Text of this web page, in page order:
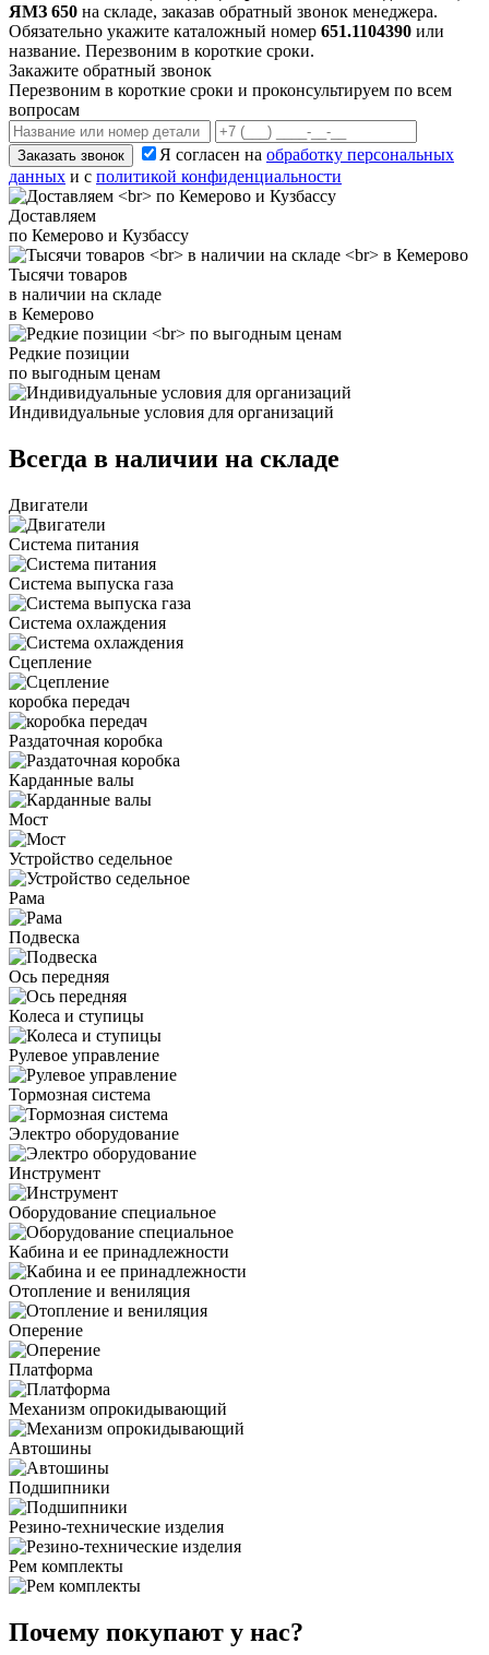
ЯМЗ 650 на складе, заказав обратный звонок менеджера.
Обязательно укажите каталожный номер 651.1104390 или
название. Перезвоним в короткие сроки.
Закажите обратный звонок
Перезвоним в короткие сроки и проконсультируем по всем
вопросам
Заказать звонок Я согласен на обработку персональных
данных и с политикой конфиденциальности
Доставляем
по Кемерово и Кузбассу
Тысячи товаров
в наличии на складе
в Кемерово
Редкие позиции
по выгодным ценам
Индивидуальные условия для организаций
Всегда в наличии на складе
Двигатели
Система питания
Система выпуска газа
Система охлаждения
Сцепление
коробка передач
Раздаточная коробка
Карданные валы
Мост
Устройство седельное
Рама
Подвеска
Ось передняя
Колеса и ступицы
Рулевое управление
Тормозная система
Электро оборудование
Инструмент
Оборудование специальное
Кабина и ее принадлежности
Отопление и вениляция
Оперение
Платформа
Механизм опрокидывающий
Автошины
Подшипники
Резино-технические изделия
Рем комплекты
Почему покупают у нас?